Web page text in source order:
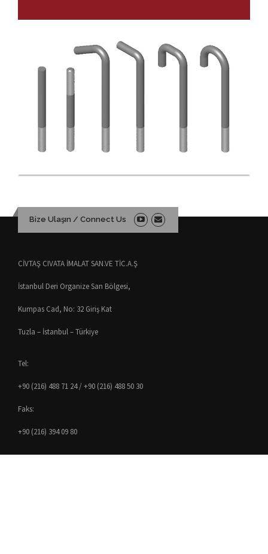
Bize Ulaşın / Connect Us
CİVTAŞ CIVATA İMALAT SAN.VE TİC.A.Ş
İstanbul Deri Organize San Bölgesi,
Kumpas Cad, No: 32 Giriş Kat
Tuzla – İstanbul – Türkiye
Tel:
+90 (216) 488 71 24 / +90 (216) 488 50 30
Faks:
+90 (216) 394 09 80